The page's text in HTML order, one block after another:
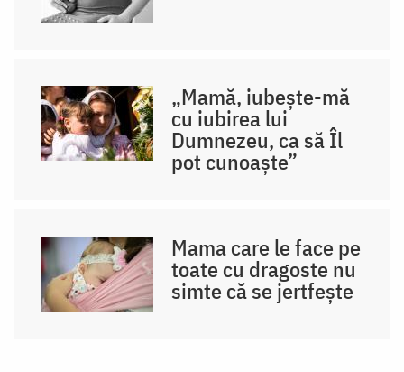
„Mamă, iubește-mă
cu iubirea lui
Dumnezeu, ca să Îl
pot cunoaște”
Mama care le face pe
toate cu dragoste nu
simte că se jertfește